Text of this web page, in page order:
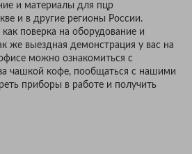
и материалы для пцр
и в другие регионы России.
поверка на оборудование и
же выездная демонстрация у вас на
можно ознакомиться с
чашкой кофе, пообщаться с нашими
приборы в работе и получить